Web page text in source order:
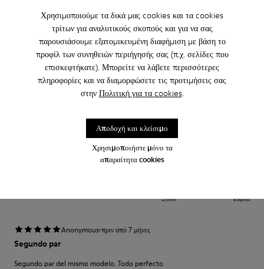
Χρησιμοποιούμε τα δικά μας cookies και τα cookies
τρίτων για αναλυτικούς σκοπούς και για να σας
παρουσιάσουμε εξατομικευμένη διαφήμιση με βάση το
προφίλ των συνηθειών περιήγησής σας (π.χ. σελίδες που
επισκεφτήκατε). Μπορείτε να λάβετε περισσότερες
πληροφορίες και να διαμορφώσετε τις προτιμήσεις σας
στην Πολιτική για τα cookies.
Χρησιμοποιήστε μόνο τα
απαραίτητα cookies
Αποδοχή και κλείσιμο
Anonymous·πριν από 1 έτος
Camper Pelotas
Bütün Camper ürünleri gibi rahat ve konforlu.
Ρύθμιση
Στενό Ευρεία
Anonymous·πριν από 7 μήνες
Segundo par
Segundo par del mismo modelo. Todo perfecto